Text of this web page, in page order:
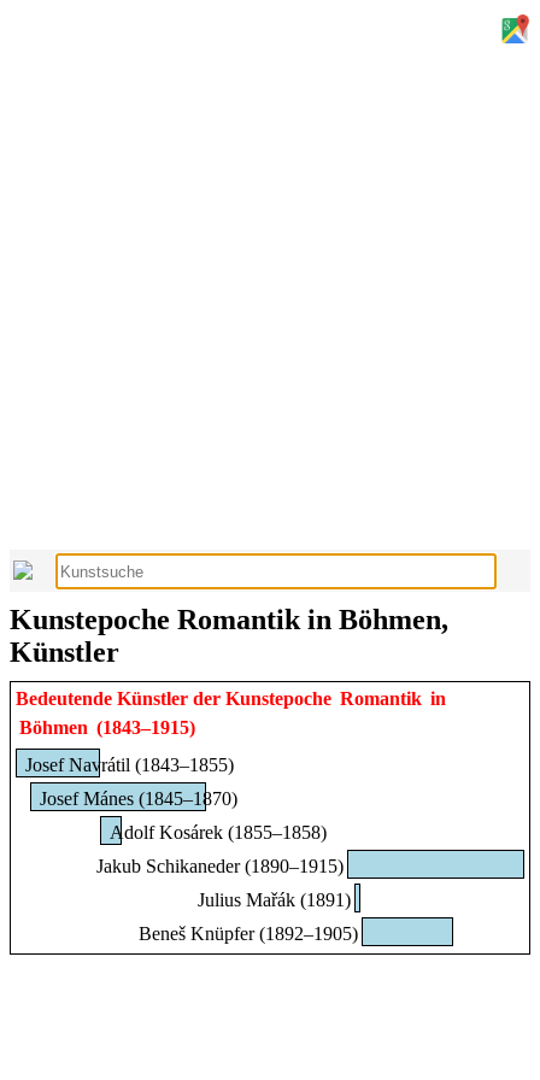
Kunstepoche Romantik in Böhmen,
Künstler
Bedeutende Künstler der Kunstepoche Romantik in
Böhmen (1843–1915)
Josef Navrátil (1843–1855)
Josef Mánes (1845–1870)
Adolf Kosárek (1855–1858)
Jakub Schikaneder (1890–1915)
Julius Mařák (1891)
Beneš Knüpfer (1892–1905)